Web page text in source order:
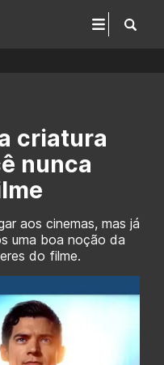
criatura
nunca
aos cinemas, mas já
uma boa noção da
do filme.